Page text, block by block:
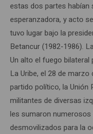
estas dos partes
esperanzadora, y acto
tuvo lugar bajo la
Betancur (1982-1986).
Un alto el fuego
La Uribe, el 28 de
partido político, la Unión
militantes de diversas
les sumaron
desmovilizados para la